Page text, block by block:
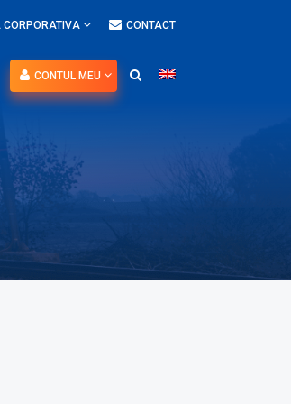
CORPORATIVA CONTACT
CONTUL MEU